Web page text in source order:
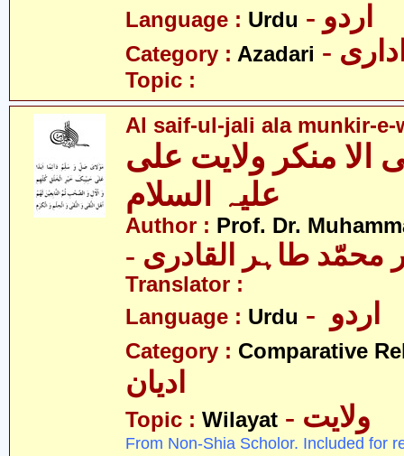
Language : Urdu - اردو
Category : Azadari
Topic :
Al saif-ul-jali ala munkir-e-
الا منکر ولایت علی
Author : Prof. Dr.
محمّد طاہر القادری
Translator :
Language : Urdu
Category : Comparative
ادیان
Topic : Wilayat - ولایت
From Non-Shia Scholor. Included for